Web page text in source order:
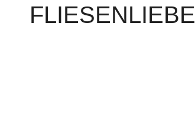
FLIESENLIEBE